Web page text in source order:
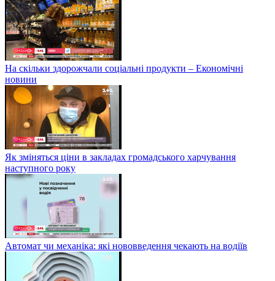
На скільки здорожчали соціальні продукти – Економічні
новини
Як зміняться ціни в закладах громадського харчування
наступного року
Автомат чи механіка: які нововведення чекають на водіїв